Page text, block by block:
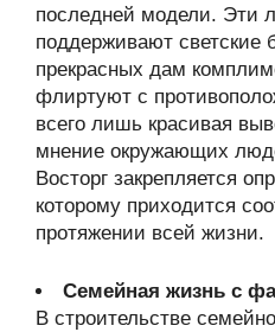
последней модели. Эти
поддерживают светские
прекрасных дам
флиртуют с
всего лишь красивая
мнение окружающих
Восторг закрепляется
которому приходится
протяжении всей жизни.
Семейная жизнь с
В строительстве